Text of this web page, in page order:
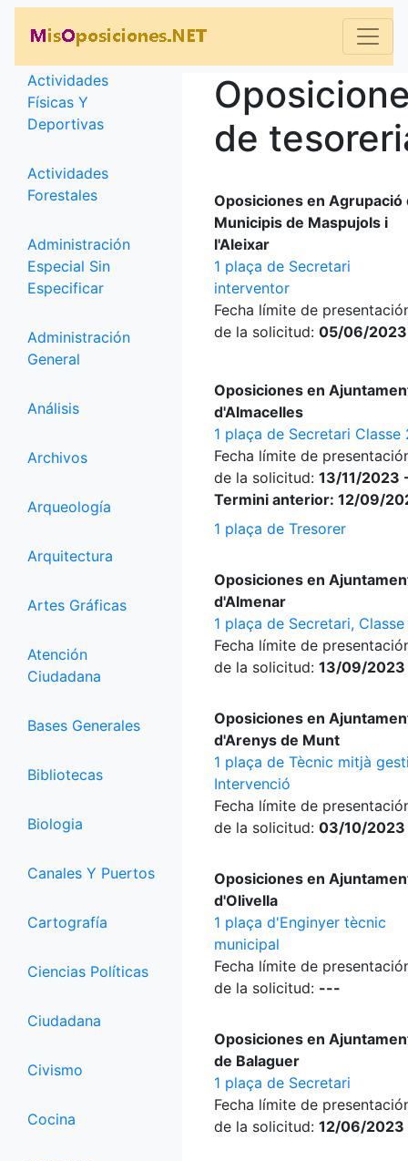
Categorías
Actividades
Físicas Y
Deportivas
Actividades
Forestales
Administración
Especial Sin
Especificar
Administración
General
Análisis
Archivos
Arqueología
Arquitectura
Artes Gráficas
Atención
Ciudadana
Bases Generales
Bibliotecas
Biologia
Canales Y Puertos
Cartografía
Ciencias Políticas
Ciudadana
Civismo
Cocina
de
Oposiciones en Agrupació
Municipis de Maspujols i
l'Aleixar
1 plaça de Secretari
interventor
Fecha límite de
de la solicitud: 05/06/2023
Oposiciones en
d'Almacelles
1 plaça de Secretari Classe
Fecha límite de
de la solicitud: 13/11/2023
Termini anterior: 12/09/
1 plaça de Tresorer
Oposiciones en
d'Almenar
1 plaça de Secretari,
Fecha límite de
de la solicitud: 13/09/2023
Oposiciones en
d'Arenys de Munt
1 plaça de Tècnic mitjà
Intervenció
Fecha límite de
de la solicitud: 03/10/2023
Oposiciones en
d'Olivella
1 plaça d'Enginyer tècnic
municipal
Fecha límite de
de la solicitud: ---
Oposiciones en
de Balaguer
1 plaça de Secretari
Fecha límite de
de la solicitud: 12/06/2023